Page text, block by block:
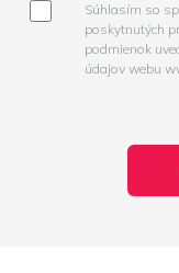
Súhlasím so
poskytnutých
podmienok
údajov webu